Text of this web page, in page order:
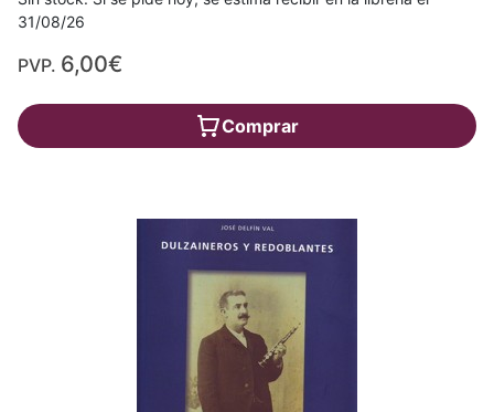
31/08/26
PVP. 6,00€
Comprar